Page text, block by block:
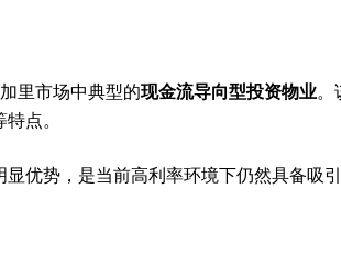
里市场中典型的现金流导向型投资物业。
特点。
显优势，是当前高利率环境下仍然具备吸